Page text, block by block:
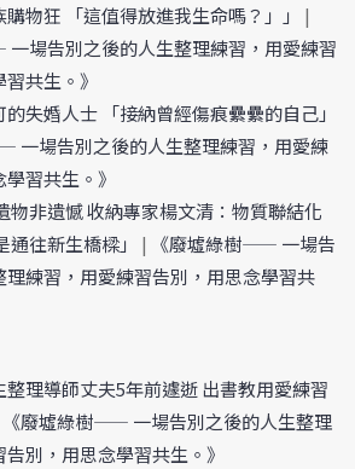
購物狂 「這值得放進我生命嗎？」」
|
一場告別之後的人生整理練習，用愛練習
共生。》
的失婚人士 「接納曾經傷痕纍纍的自己」
一場告別之後的人生整理練習，用愛練
習共生。》
物非遺憾 收納專家楊文清：物質聯結化
往新生橋樑」
|
《廢墟綠樹—— 一場告
理練習，用愛練習告別，用思念學習共
整理導師丈夫5年前遽逝 出書教用愛練習
《廢墟綠樹—— 一場告別之後的人生整理
別，用思念學習共生。》